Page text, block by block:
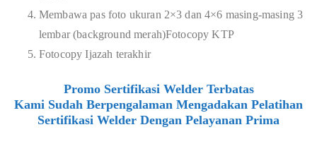
Membawa pas foto ukuran 2×3 dan 4×6 masing-masing 3
lembar (background merah)Fotocopy KTP
Fotocopy Ijazah terakhir
Promo Sertifikasi Welder Terbatas
Kami Sudah Berpengalaman Mengadakan Pelatihan
Sertifikasi Welder Dengan Pelayanan Prima